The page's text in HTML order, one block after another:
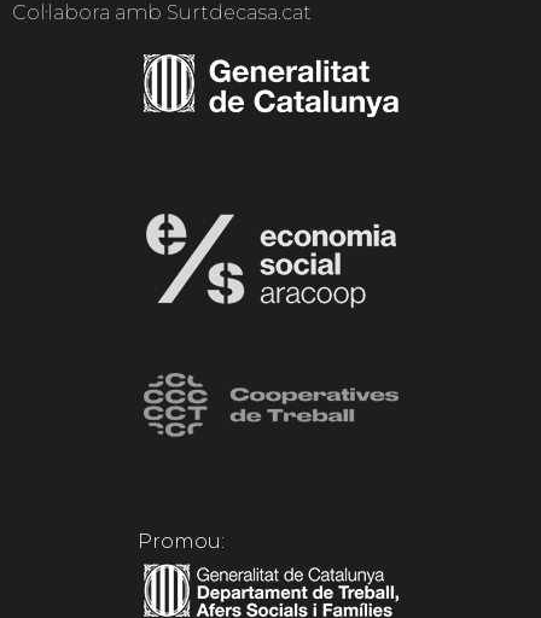
Col·labora amb Surtdecasa.cat
Promou: